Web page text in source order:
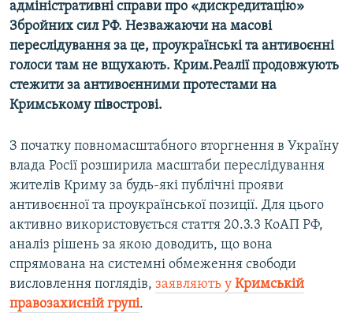
адміністративні справи про «дискредитацію»
Збройних сил РФ. Незважаючи на масові
переслідування за це, проукраїнські та антивоєнні
голоси там не вщухають. Крим.Реалії продовжують
стежити за антивоєнними протестами на
Кримському півострові.
З початку повномасштабного вторгнення в Україну
влада Росії розширила масштаби переслідування
жителів Криму за будь-які публічні прояви
антивоєнної та проукраїнської позиції. Для цього
активно використовується стаття 20.3.3 КоАП РФ,
аналіз рішень за якою доводить, що вона
спрямована на системні обмеження свободи
висловлення поглядів, заявляють у Кримській
правозахисній групі.